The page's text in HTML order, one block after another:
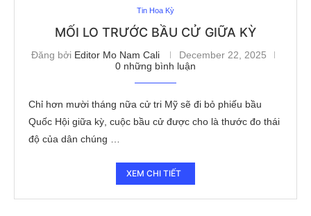
Tin Hoa Kỳ
MỐI LO TRƯỚC BẦU CỬ GIỮA KỲ
Đăng bởi Editor Mo Nam Cali
December 22, 2025
0 những bình luận
Chỉ hơn mười tháng nữa cử tri Mỹ sẽ đi bỏ phiếu bầu
Quốc Hội giữa kỳ, cuộc bầu cử được cho là thước đo thái
độ của dân chúng …
XEM CHI TIẾT